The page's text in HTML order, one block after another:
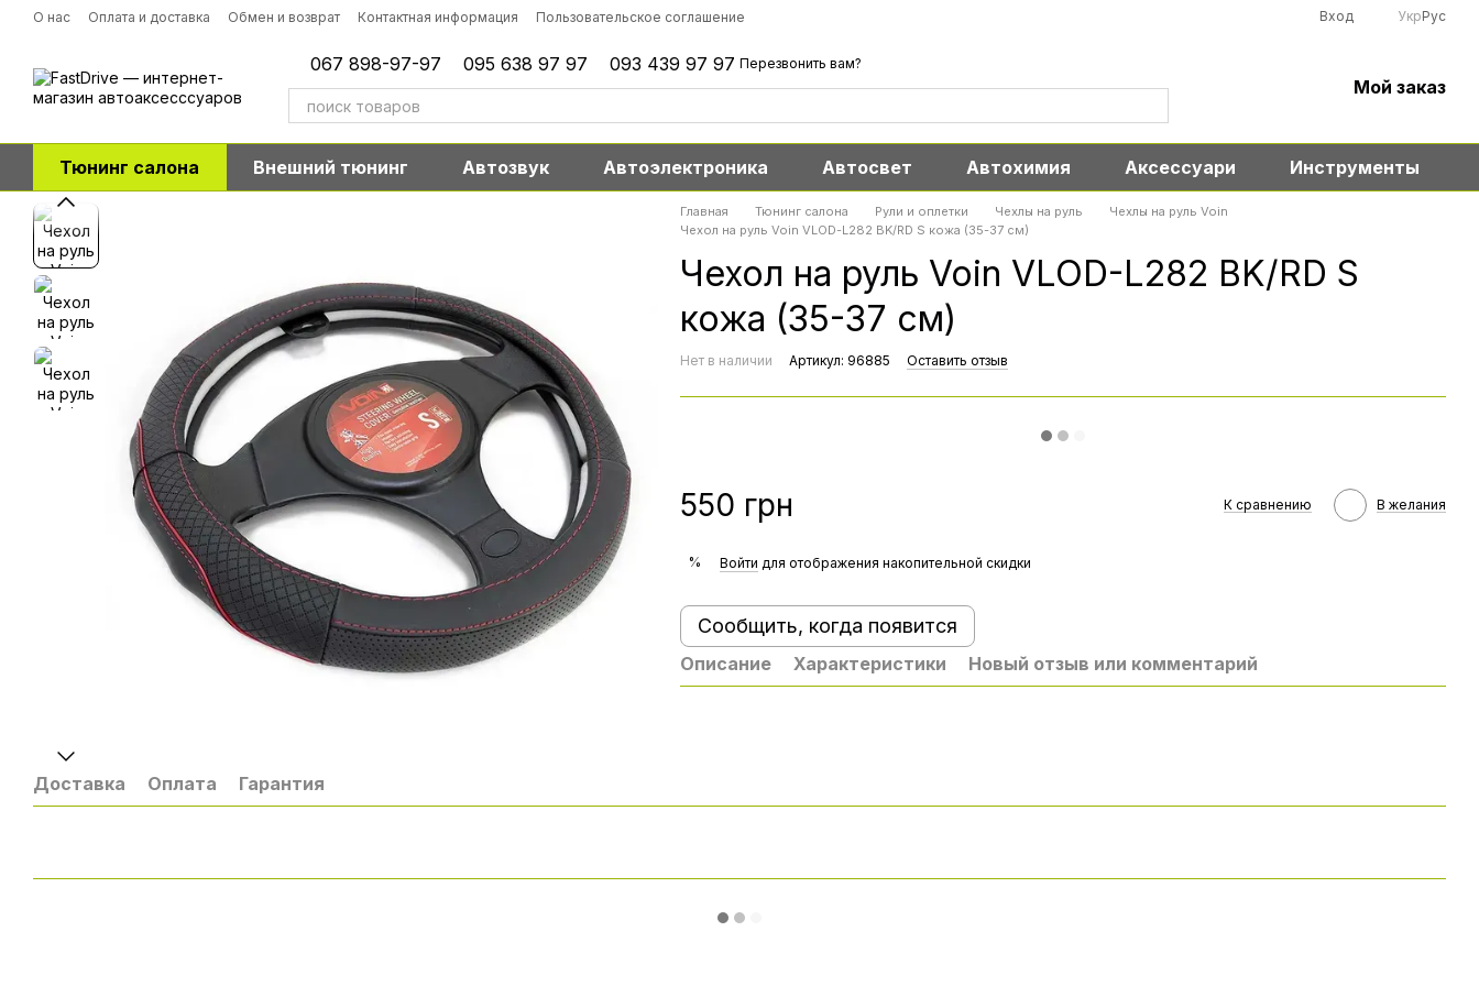
Перейти к основному контенту
О нас Оплата и доставка Обмен и возврат Контактная информация Пользовательское соглашение Вход УкрРус
067 898-97-97 095 638 97 97 093 439 97 97 Перезвонить вам?
Мой заказ
Тюнинг салона Внешний тюнинг Автозвук Автоэлектроника Автосвет Автохимия Аксессуари Инструменты
Главная Тюнинг салона Рули и оплетки Чехлы на руль
Чехлы на руль Voin
Чехол на руль Voin VLOD-L282 BK/RD S кожа (35-37 см)
Чехол на руль Voin VLOD-L282 BK/RD S
кожа (35-37 см)
Нет в наличии Артикул: 96885 Оставить отзыв
550 грн К сравнению В желания
% Войти для отображения накопительной скидки
Сообщить, когда появится
Описание Характеристики Новый отзыв или комментарий
Доставка Оплата Гарантия